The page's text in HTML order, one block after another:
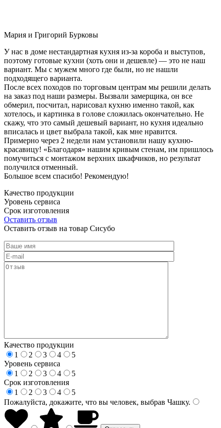
Мария и Григорий Бурковы
У нас в доме нестандартная кухня из-за короба и выступов,
поэтому готовые кухни (хоть они и дешевле) — это не наш
вариант. Мы с мужем много где были, но не нашли
подходящего варианта.
После всех походов по торговым центрам мы решили делать
на заказ под наши размеры. Вызвали замерщика, он все
обмерил, посчитал, нарисовал кухню именно такой, как
хотелось, и картинка в голове сложилась окончательно. Не
скажу, что это самый дешевый вариант, но кухня идеально
вписалась и цвет выбрала такой, как мне нравится.
Примерно через 2 недели нам установили нашу кухню-
красавицу! «Благодаря» нашим кривым стенам, им пришлось
помучиться с монтажом верхних шкафчиков, но результат
получился отменный.
Большое всем спасибо! Рекомендую!
Качество продукции
Уровень сервиса
Срок изготовления
Оставить отзыв
Оставить отзыв на товар Сисубо
Качество продукции
1
2 3 4
5
Уровень сервиса
1
2 3 4
5
Срок изготовления
1
2 3 4
5
Пожалуйста, докажите, что вы человек, выбрав Чашку.